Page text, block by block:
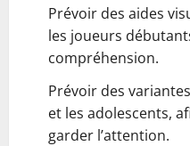
Prévoir des aides
les joueurs
compréhension.
Prévoir des
et les adolescents,
garder l’attention.